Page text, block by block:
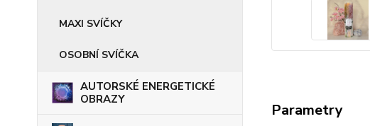
MAXI SVÍČKY
OSOBNÍ SVÍČKA
AUTORSKÉ ENERGETICKÉ
OBRAZY
Parametry